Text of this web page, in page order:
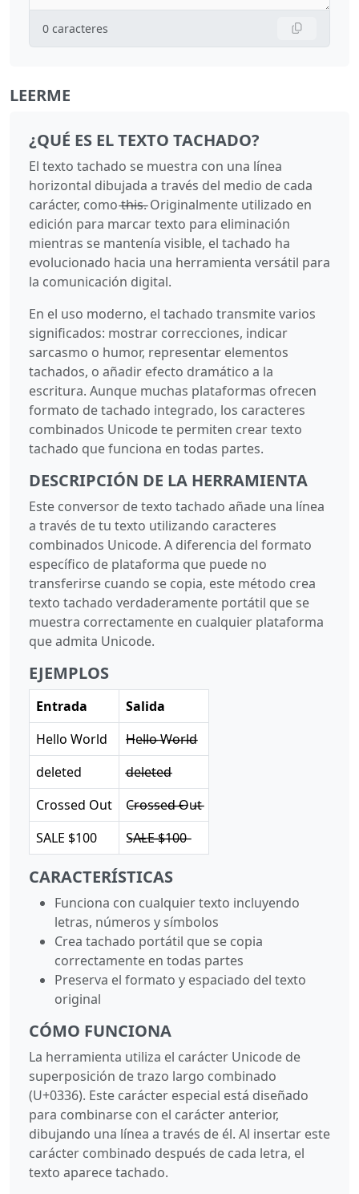
0 caracteres
LEERME
¿QUÉ ES EL TEXTO TACHADO?
El texto tachado se muestra con una línea
horizontal dibujada a través del medio de cada
carácter, como t̶h̶i̶s̶. Originalmente utilizado en
edición para marcar texto para eliminación
mientras se mantenía visible, el tachado ha
evolucionado hacia una herramienta versátil para
la comunicación digital.
En el uso moderno, el tachado transmite varios
significados: mostrar correcciones, indicar
sarcasmo o humor, representar elementos
tachados, o añadir efecto dramático a la
escritura. Aunque muchas plataformas ofrecen
formato de tachado integrado, los caracteres
combinados Unicode te permiten crear texto
tachado que funciona en todas partes.
DESCRIPCIÓN DE LA HERRAMIENTA
Este conversor de texto tachado añade una línea
a través de tu texto utilizando caracteres
combinados Unicode. A diferencia del formato
específico de plataforma que puede no
transferirse cuando se copia, este método crea
texto tachado verdaderamente portátil que se
muestra correctamente en cualquier plataforma
que admita Unicode.
EJEMPLOS
Entrada
Salida
Hello World
H̶e̶l̶l̶o̶ ̶W̶o̶r̶l̶d̶
deleted
d̶e̶l̶e̶t̶e̶d̶
Crossed Out
C̶r̶o̶s̶s̶e̶d̶ ̶O̶u̶t̶
SALE $100
S̶A̶L̶E̶ ̶$̶1̶0̶0̶
CARACTERÍSTICAS
Funciona con cualquier texto incluyendo
letras, números y símbolos
Crea tachado portátil que se copia
correctamente en todas partes
Preserva el formato y espaciado del texto
original
CÓMO FUNCIONA
La herramienta utiliza el carácter Unicode de
superposición de trazo largo combinado
(U+0336). Este carácter especial está diseñado
para combinarse con el carácter anterior,
dibujando una línea a través de él. Al insertar este
carácter combinado después de cada letra, el
texto aparece tachado.